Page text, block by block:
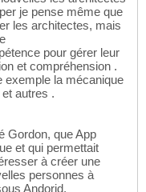
je pense même que
les architectes, mais
pour gérer leur
et compréhension .
exemple la mécanique
autres .
Gordon, que App
et qui permettait
à créer une
personnes à
Andorid.